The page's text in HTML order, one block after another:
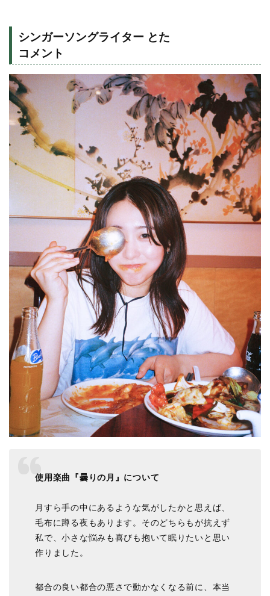
シンガーソングライター とた
コメント
使用楽曲『曇りの月』について
月すら手の中にあるような気がしたかと思えば、
毛布に蹲る夜もあります。そのどちらもが抗えず
私で、小さな悩みも喜びも抱いて眠りたいと思い
作りました。
都合の良い都合の悪さで動かなくなる前に、本当